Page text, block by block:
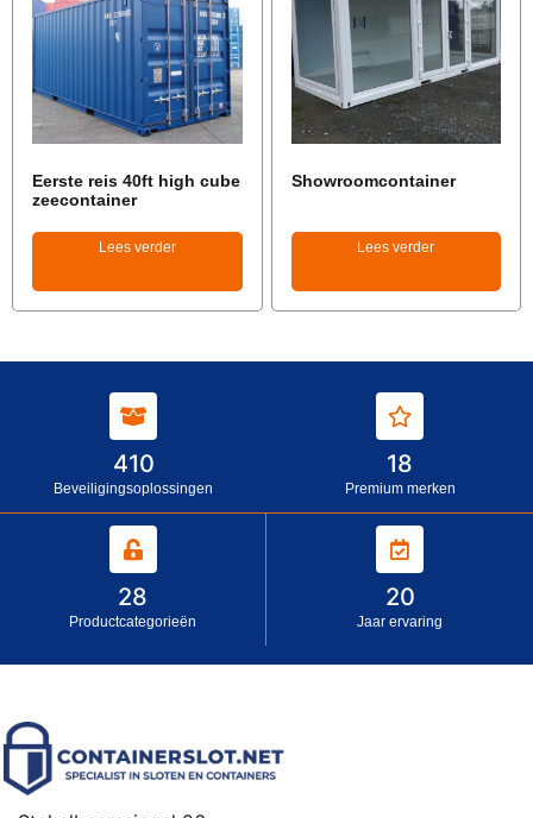
Eerste reis 40ft high cube
zeecontainer
Lees verder
Showroomcontainer
Lees verder
410
Beveiligingsoplossingen
18
Premium merken
28
Productcategorieën
20
Jaar ervaring